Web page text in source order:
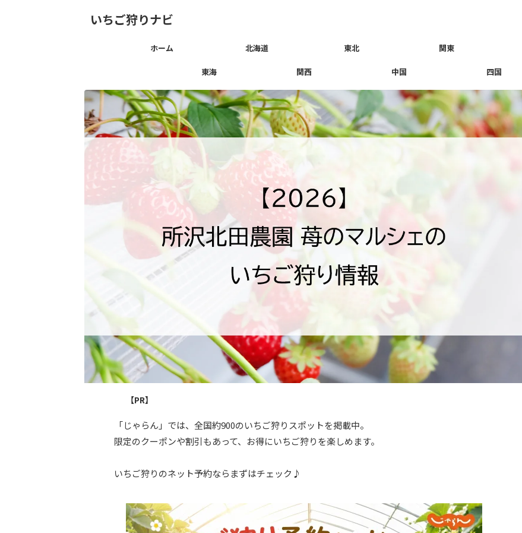
いちご狩りナビ
ホーム 北海道 東北 関東
東海 関西 中国 四国
【PR】
「じゃらん」では、全国約900のいちご狩りスポットを掲載中。
限定のクーポンや割引もあって、お得にいちご狩りを楽しめます。
いちご狩りのネット予約ならまずはチェック♪